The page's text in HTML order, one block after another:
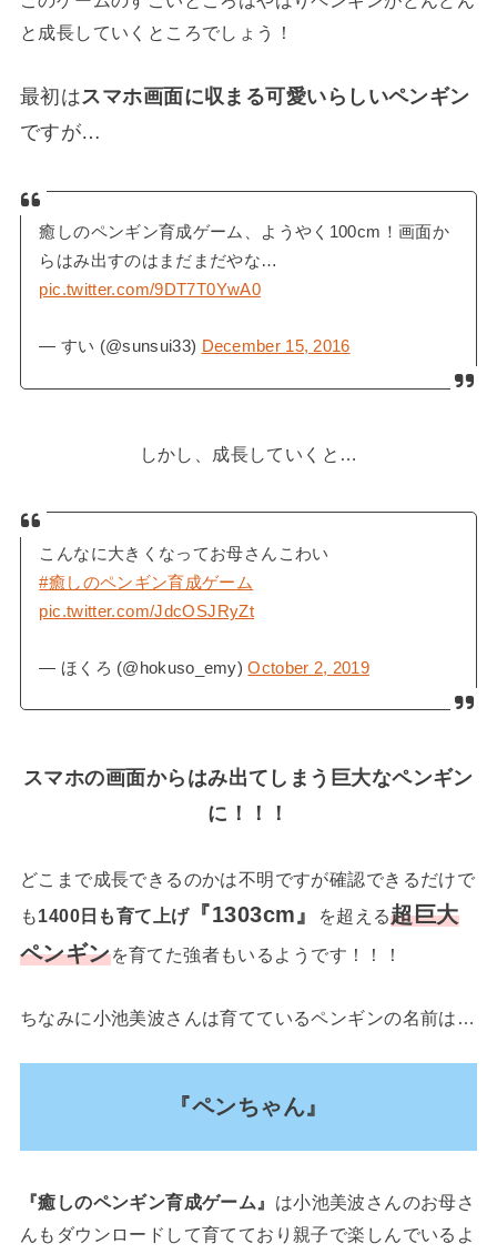
と成長していくところでしょう！
最初はスマホ画面に収まる可愛いらしいペンギン
ですが…
癒しのペンギン育成ゲーム、ようやく100cm！画面か
らはみ出すのはまだまだやな…
pic.twitter.com/9DT7T0YwA0
— すい (@sunsui33) December 15, 2016
しかし、成長していくと…
こんなに大きくなってお母さんこわい
#癒しのペンギン育成ゲーム
pic.twitter.com/JdcOSJRyZt
— ほくろ (@hokuso_emy)October 2, 2019
スマホの画面からはみ出てしまう巨大なペンギン
に！！！
どこまで成長できるのかは不明ですが確認できるだけで
も1400日も育て上げ『1303cm』 を超える超巨大
ペンギンを育てた強者もいるようです！！！
ちなみに小池美波さんは育てているペンギンの名前は…
『ペンちゃん』
『癒しのペンギン育成ゲーム』 は小池美波さんのお母さ
んもダウンロードして育てており親子で楽しんでいるよ